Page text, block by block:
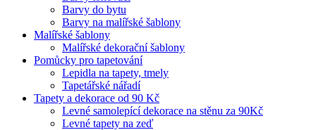
Barvy do bytu
Barvy na malířské šablony
Malířské šablony
Malířské dekorační šablony
Pomůcky pro tapetování
Lepidla na tapety, tmely
Tapetářské nářadí
Tapety a dekorace od 90 Kč
Levné samolepící dekorace na stěnu za 90Kč
Levné tapety na zeď